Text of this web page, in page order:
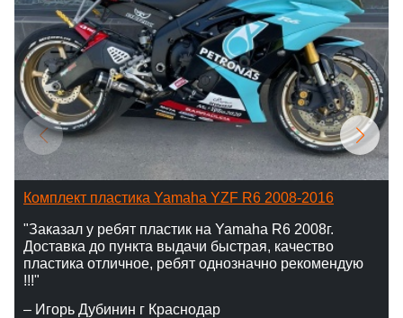
Комплект пластика Yamaha YZF R6 2008-2016
"Заказал у ребят пластик на Yamaha R6 2008г.
Доставка до пункта выдачи быстрая, качество
пластика отличное, ребят однозначно рекомендую
!!!"
– Игорь Дубинин г Краснодар